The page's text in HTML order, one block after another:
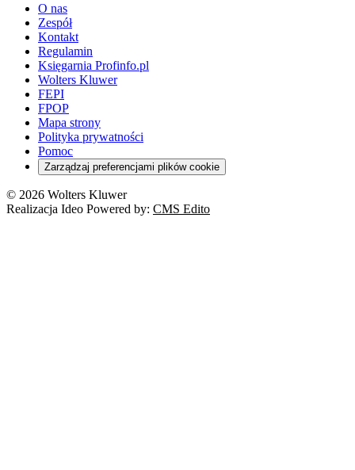
O nas
Zespół
Kontakt
Regulamin
Księgarnia Profinfo.pl
Wolters Kluwer
FEPI
FPOP
Mapa strony
Polityka prywatności
Pomoc
Zarządzaj preferencjami plików cookie
© 2026 Wolters Kluwer
Realizacja Ideo Powered by: CMS Edito